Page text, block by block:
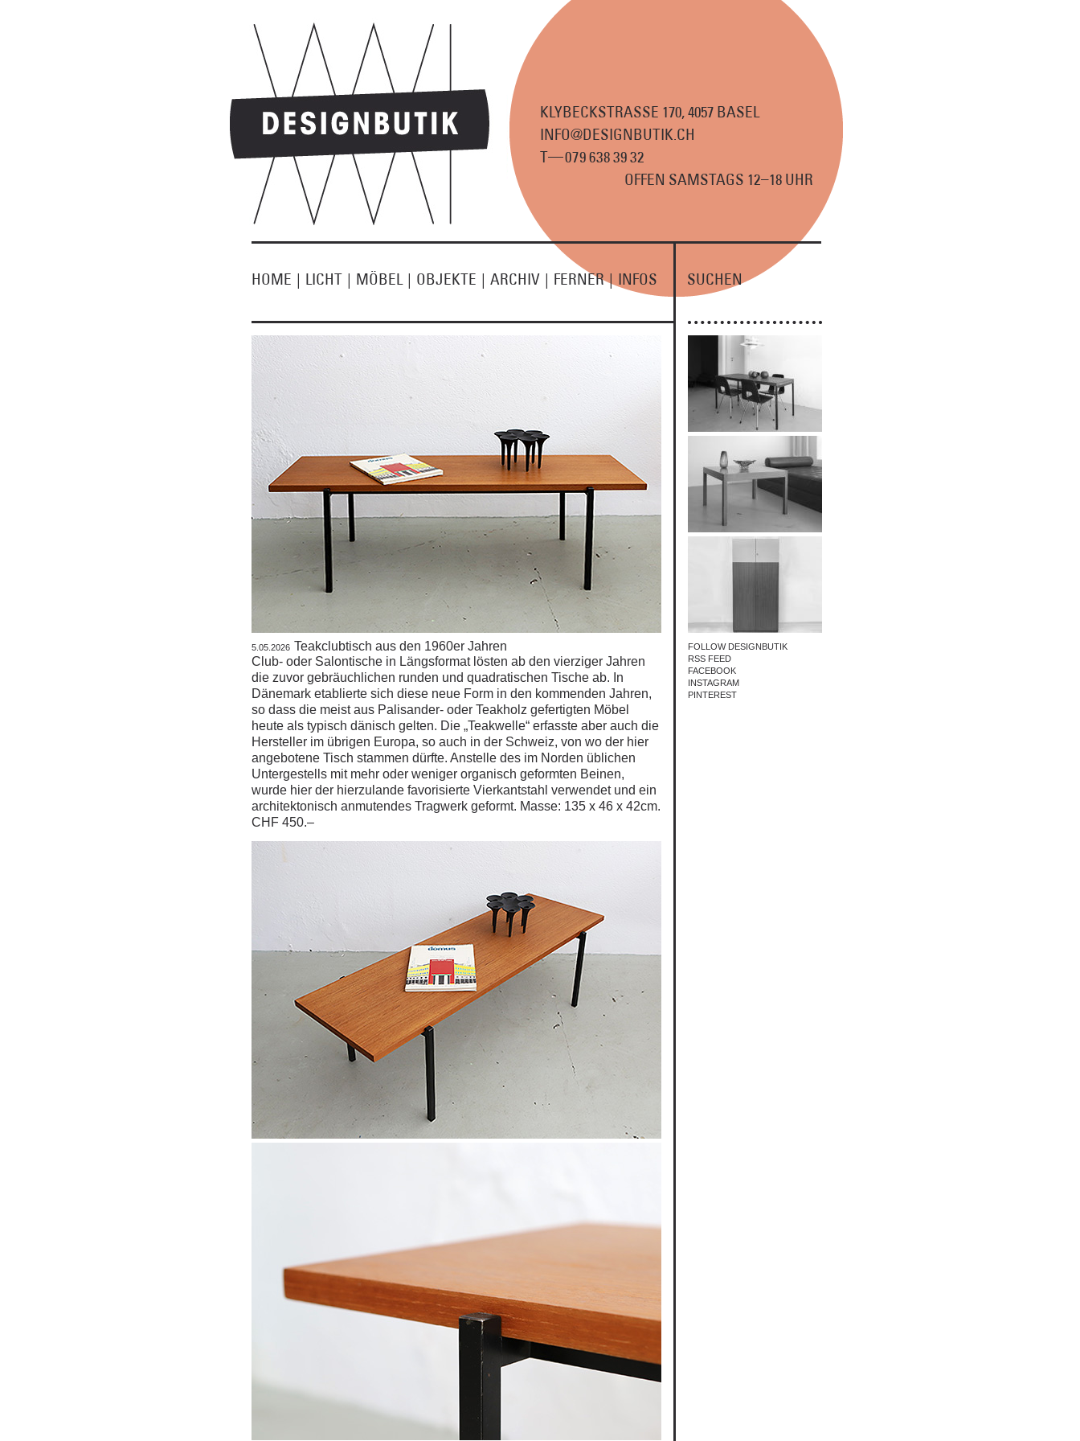
KLYBECKSTRASSE 170, 4057 BASEL
INFO@DESIGNBUTIK.CH
T—0796383932
OFFEN SAMSTAGS 12–18 UHR
HOME | LICHT | MÖBEL | OBJEKTE | ARCHIV | FERNER | INFOS SUCHEN
FOLLOW DESIGNBUTIK
RSS FEED
FACEBOOK
INSTAGRAM
PINTEREST
5.05.2026 Teakclubtisch aus den 1960er Jahren
Club- oder Salontische in Längsformat lösten ab den vierziger Jahren
die zuvor gebräuchlichen runden und quadratischen Tische ab. In
Dänemark etablierte sich diese neue Formin den kommenden Jahren,
so dass die meist aus Palisander- oder Teakholz gefertigten Möbel
heute als typisch dänisch gelten. Die „Teakwelle“ erfasste aber auch die
Hersteller im übrigen Europa, so auch in der Schweiz, von wo der hier
angebotene Tisch stammen dürfte. Anstelle des im Norden üblichen
Untergestells mit mehr oder weniger organisch geformten Beinen,
wurde hier der hierzulande favorisierte Vierkantstahl verwendet und ein
architektonisch anmutendes Tragwerk geformt. Masse: 135 x 46 x 42cm.
CHF 450.–